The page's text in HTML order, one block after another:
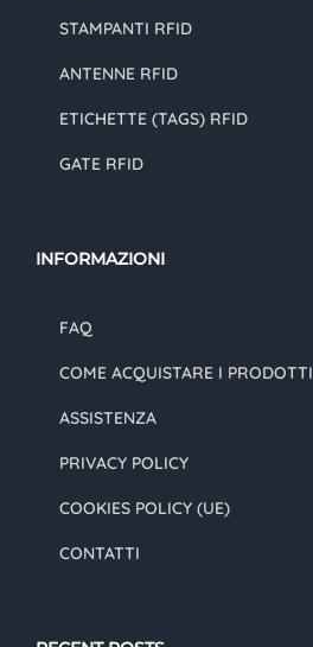
STAMPANTI RFID
ANTENNE RFID
ETICHETTE (TAGS) RFID
GATE RFID
INFORMAZIONI
FAQ
COME ACQUISTARE I PRODOTTI
ASSISTENZA
PRIVACY POLICY
COOKIES POLICY (UE)
CONTATTI